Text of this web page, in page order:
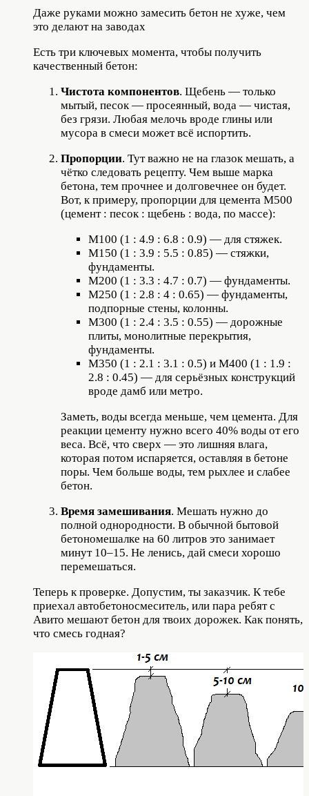
Даже руками можно замесить бетон не хуже, чем
это делают на заводах
Есть три ключевых момента, чтобы получить
качественный бетон:
Чистота компонентов. Щебень — только
мытый, песок — просеянный, вода — чистая,
без грязи. Любая мелочь вроде глины или
мусора в смеси может всё испортить.
Пропорции. Тут важно не на глазок мешать, а
чётко следовать рецепту. Чем выше марка
бетона, тем прочнее и долговечнее он будет.
Вот, к примеру, пропорции для цемента М500
(цемент : песок : щебень : вода, по массе):
М100 (1 : 4.9 : 6.8 : 0.9) — для стяжек.
М150 (1 : 3.9 : 5.5 : 0.85) — стяжки,
фундаменты.
М200 (1 : 3.3 : 4.7 : 0.7) — фундаменты.
М250 (1 : 2.8 : 4 : 0.65) — фундаменты,
подпорные стены, колонны.
М300 (1 : 2.4 : 3.5 : 0.55) — дорожные
плиты, монолитные перекрытия,
фундаменты.
М350 (1 : 2.1 : 3.1 : 0.5) и М400 (1 : 1.9 :
2.8 : 0.45) — для серьёзных конструкций
вроде дамб или метро.
Заметь, воды всегда меньше, чем цемента. Для
реакции цементу нужно всего 40% воды от его
веса. Всё, что сверх — это лишняя влага,
которая потом испаряется, оставляя в бетоне
поры. Чем больше воды, тем рыхлее и слабее
бетон.
Время замешивания. Мешать нужно до
полной однородности. В обычной бытовой
бетономешалке на 60 литров это занимает
минут 10–15. Не ленись, дай смеси хорошо
перемешаться.
Теперь к проверке. Допустим, ты заказчик. К тебе
приехал автобетоносмеситель, или пара ребят с
Авито мешают бетон для твоих дорожек. Как понять,
что смесь годная?